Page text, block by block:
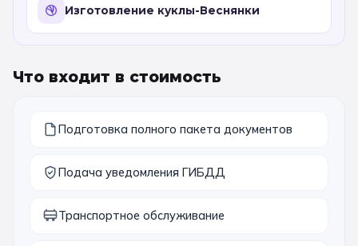
Все предметы Литература История
География Ещё 7
🏛️ МУЗЕИ
Изготовление куклы-Веснянки
Что входит в стоимость
Подготовка полного пакета документов
Подача уведомления ГИБДД
Транспортное обслуживание